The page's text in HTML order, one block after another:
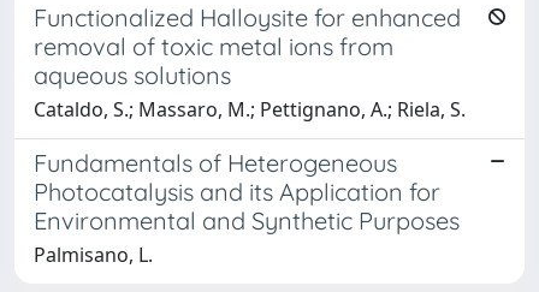
Functionalized Halloysite for enhanced
removal of toxic metal ions from
aqueous solutions
Cataldo, S.; Massaro, M.; Pettignano, A.; Riela, S.
Fundamentals of Heterogeneous
Photocatalysis and its Application for
Environmental and Synthetic Purposes
Palmisano, L.